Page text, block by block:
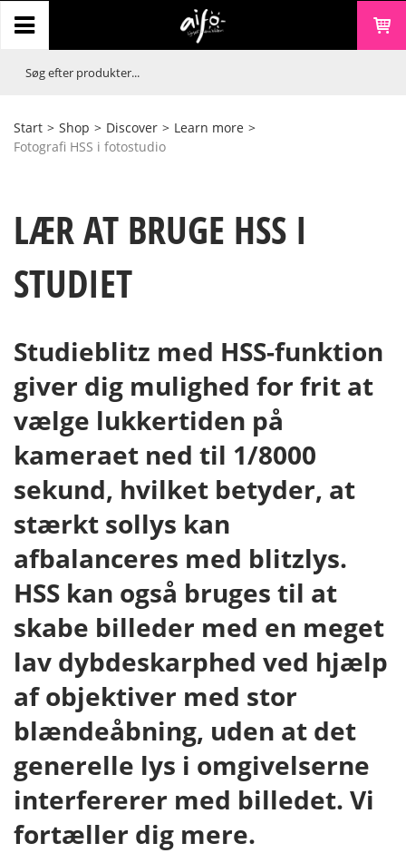
Start > Shop > Discover > Learn more >
Fotografi HSS i fotostudio
LÆR AT BRUGE HSS I
STUDIET
Studieblitz med HSS-funktion
giver dig mulighed for frit at
vælge lukkertiden på
kameraet ned til 1/8000
sekund, hvilket betyder, at
stærkt sollys kan
afbalanceres med blitzlys.
HSS kan også bruges til at
skabe billeder med en meget
lav dybdeskarphed ved hjælp
af objektiver med stor
blændeåbning, uden at det
generelle lys i omgivelserne
interfererer med billedet. Vi
fortæller dig mere.